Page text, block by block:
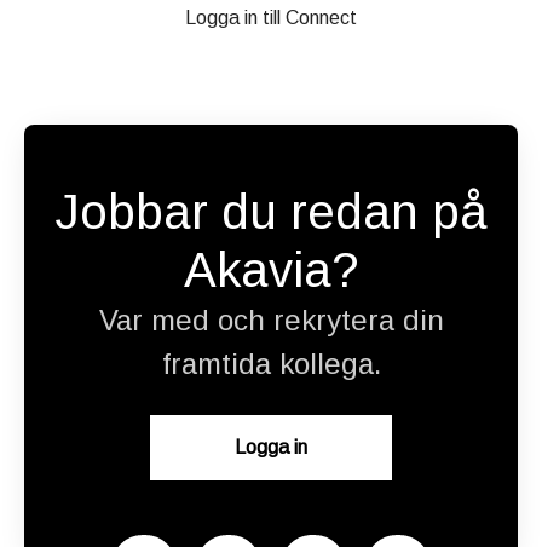
Logga in till Connect
Jobbar du redan på
Akavia?
Var med och rekrytera din
framtida kollega.
Logga in